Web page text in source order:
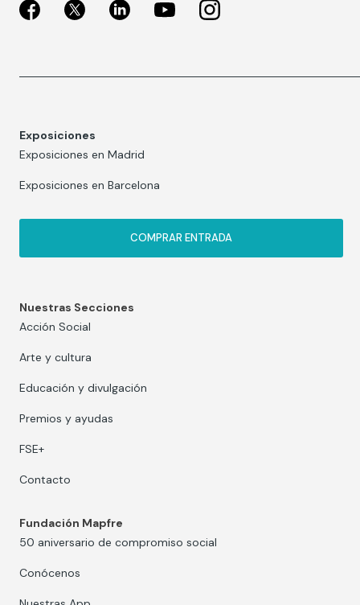
Exposiciones
Exposiciones en Madrid
Exposiciones en Barcelona
COMPRAR ENTRADA
Nuestras Secciones
Acción Social
Arte y cultura
Educación y divulgación
Premios y ayudas
FSE+
Contacto
Fundación Mapfre
50 aniversario de compromiso social
Conócenos